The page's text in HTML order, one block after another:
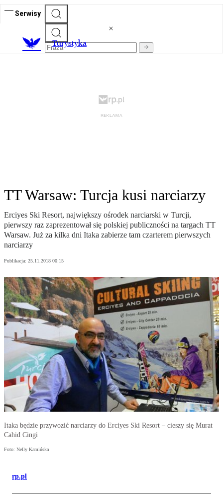
Serwisy
Turystyka
TT Warsaw: Turcja kusi narciarzy
Erciyes Ski Resort, największy ośrodek narciarski w Turcji,
pierwszy raz zaprezentował się polskiej publiczności na targach TT
Warsaw. Już za kilka dni Itaka zabierze tam czarterem pierwszych
narciarzy
Publikacja: 25.11.2018 00:15
Itaka będzie przywozić narciarzy do Erciyes Ski Resort – cieszy się Murat
Cahid Cingi
Foto: Nelly Kamińska
rp.pl